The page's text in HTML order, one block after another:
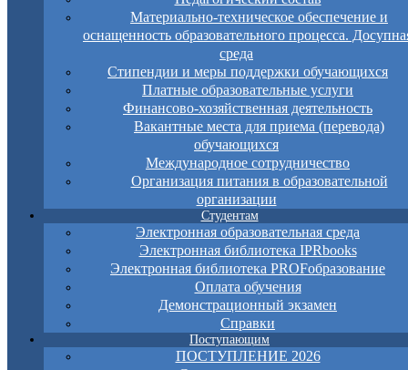
Материально-техническое обеспечение и
оснащенность образовательного процесса.
среда
Стипендии и меры поддержки обучающихся
Платные образовательные услуги
Финансово-хозяйственная деятельность
Вакантные места для приема (перевода)
обучающихся
Международное сотрудничество
Организация питания в образовательной
организации
Студентам
Электронная образовательная среда
Электронная библиотека IPRbooks
Электронная библиотека PROFобразование
Оплата обучения
Демонстрационный экзамен
Справки
Поступающим
ПОСТУПЛЕНИЕ 2026